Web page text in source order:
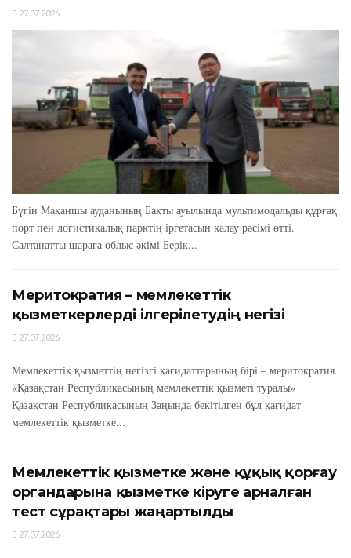
27.07.2026
Бүгін Мақаншы ауданының Бақты ауылында мультимодальды құрғақ
порт пен логистикалық парктің іргетасын қалау рәсімі өтті.
Салтанатты шараға облыс әкімі Берік...
Меритократия – мемлекеттік
қызметкерлерді ілгерілетудің негізі
27.07.2026
Мемлекеттік қызметтің негізгі қағидаттарының бірі – меритократия.
«Қазақстан Республикасының мемлекеттік қызметі туралы»
Қазақстан Республикасының Заңында бекітілген бұл қағидат
мемлекеттік қызметке...
Мемлекеттік қызметке және құқық қорғау
органдарына қызметке кіруге арналған
тест сұрақтары жаңартылды
27.07.2026